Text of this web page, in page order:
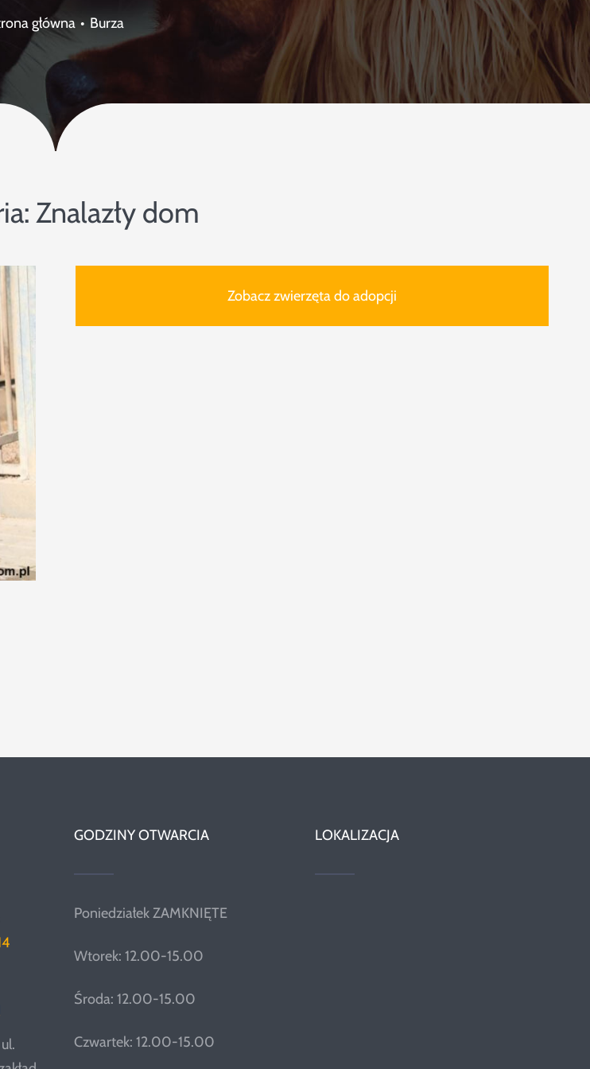
główna Burza
Znalazły dom
Zobacz zwierzęta do adopcji
GODZINY OTWARCIA
Poniedziałek ZAMKNIĘTE
Wtorek: 12.00-15.00
Środa: 12.00-15.00
Czwartek: 12.00-15.00
LOKALIZACJA